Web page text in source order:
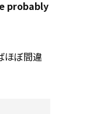
probably
ほぼ間違